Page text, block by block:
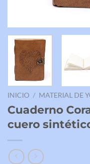
INICIO / MATERIAL DE
Cuaderno
cuero